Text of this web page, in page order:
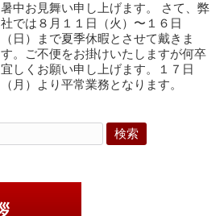
暑中お見舞い申し上げます。 さて、弊
社では８月１１日（火）〜１６日
（日）まで夏季休暇とさせて戴きま
す。ご不便をお掛けいたしますが何卒
宜しくお願い申し上げます。１７日
（月）より平常業務となります。